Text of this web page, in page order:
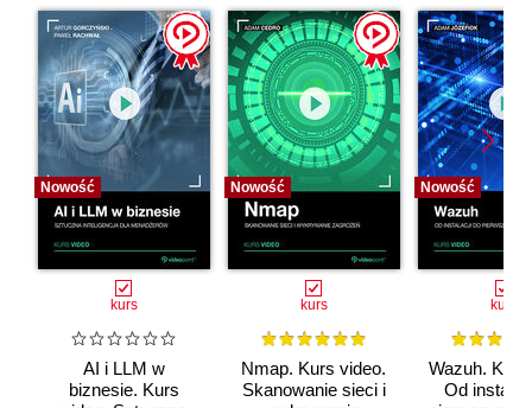
Nowość
kurs
AI i LLM w
biznesie. Kurs
Nowość
kurs
Nmap. Kurs video.
Skanowanie sieci i
Nowość
kurs
Wazuh. Kurs
Od